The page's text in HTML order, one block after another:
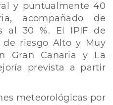
y puntualmente 40
acompañado de
al 30 %. El IPIF de
de riesgo Alto y Muy
Gran Canaria y La
prevista a partir
meteorológicas por